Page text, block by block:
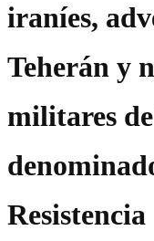
iraníes,
Teherán y
militares
Resistencia